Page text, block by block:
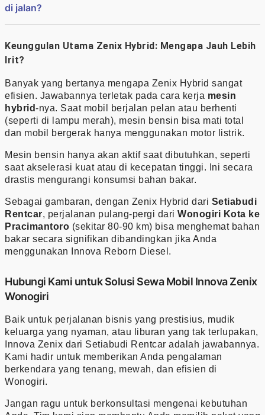
di jalan?
Keunggulan Utama Zenix Hybrid: Mengapa Jauh Lebih
Irit?
Banyak yang bertanya mengapa Zenix Hybrid sangat
efisien. Jawabannya terletak pada cara kerja mesin
hybrid-nya. Saat mobil berjalan pelan atau berhenti
(seperti di lampu merah), mesin bensin bisa mati total
dan mobil bergerak hanya menggunakan motor listrik.
Mesin bensin hanya akan aktif saat dibutuhkan, seperti
saat akselerasi kuat atau di kecepatan tinggi. Ini secara
drastis mengurangi konsumsi bahan bakar.
Sebagai gambaran, dengan Zenix Hybrid dari Setiabudi
Rentcar, perjalanan pulang-pergi dari Wonogiri Kota ke
Pracimantoro (sekitar 80-90 km) bisa menghemat bahan
bakar secara signifikan dibandingkan jika Anda
menggunakan Innova Reborn Diesel.
Hubungi Kami untuk Solusi Sewa Mobil Innova Zenix
Wonogiri
Baik untuk perjalanan bisnis yang prestisius, mudik
keluarga yang nyaman, atau liburan yang tak terlupakan,
Innova Zenix dari Setiabudi Rentcar adalah jawabannya.
Kami hadir untuk memberikan Anda pengalaman
berkendara yang tenang, mewah, dan efisien di
Wonogiri.
Jangan ragu untuk berkonsultasi mengenai kebutuhan